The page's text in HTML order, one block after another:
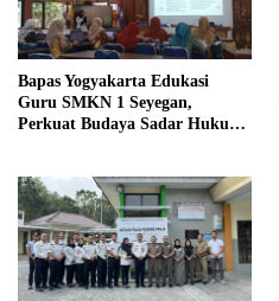
Bapas Yogyakarta Edukasi
Guru SMKN 1 Seyegan,
Perkuat Budaya Sadar Hukum